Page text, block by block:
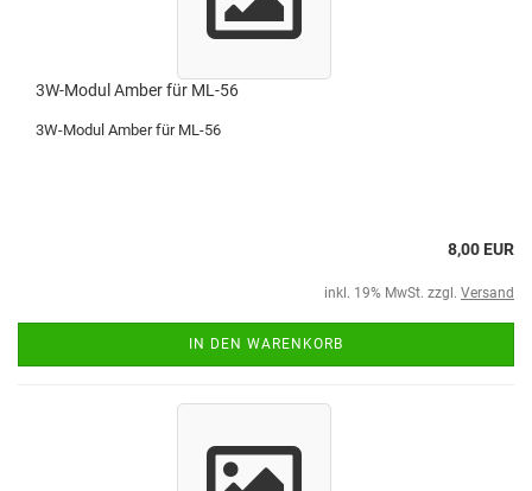
3W-Modul Amber für ML-56
3W-Modul Amber für ML-56
8,00 EUR
inkl. 19% MwSt. zzgl. Versand
IN DEN WARENKORB